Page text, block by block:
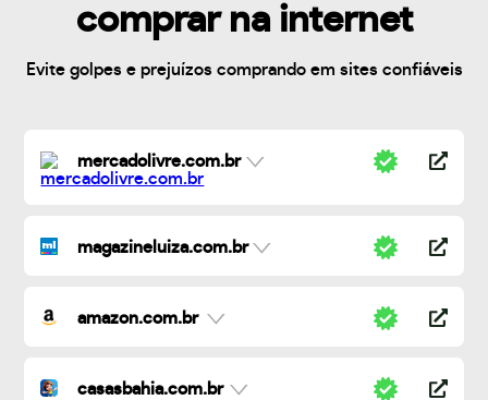
comprar na internet
Evite golpes e prejuízos comprando em sites confiáveis
mercadolivre.com.br
magazineluiza.com.br
amazon.com.br
casasbahia.com.br